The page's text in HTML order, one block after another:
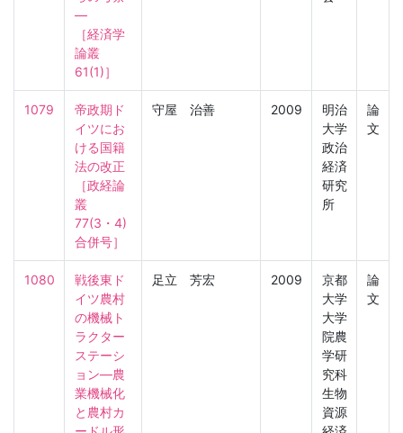
―
［経済学
論叢
61(1)］
1079
帝政期ド
イツにお
ける国籍
法の改正
［政経論
叢
77(3・4)
合併号］
守屋 治善 2009
明治
大学
政治
経済
研究
所
論
文
1080
戦後東ド
イツ農村
の機械ト
ラクター
ステーシ
ョン―農
業機械化
と農村カ
足立 芳宏 2009
京都
大学
大学
院農
学研
究科
生物
資源
論
文